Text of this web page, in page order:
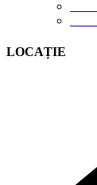
LOCAȚIE